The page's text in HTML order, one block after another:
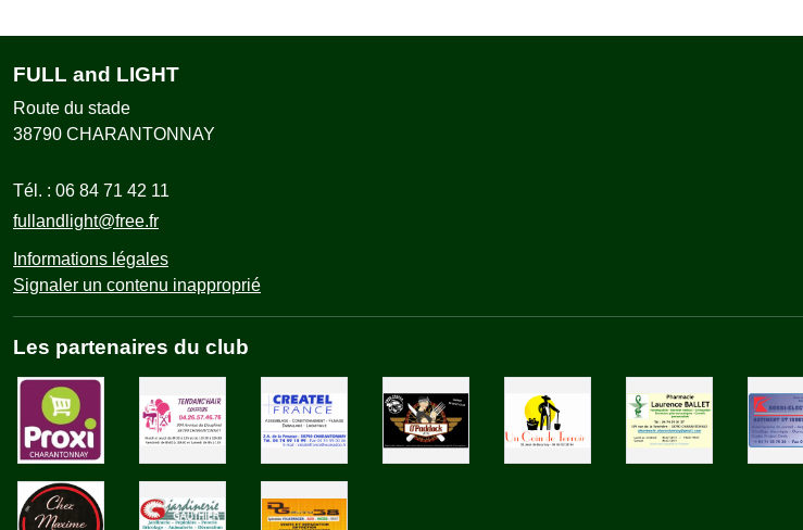
FULL and LIGHT
Route du stade
38790 CHARANTONNAY
Tél. : 06 84 71 42 11
fullandlight@free.fr
Informations légales
Signaler un contenu inapproprié
Les partenaires du club